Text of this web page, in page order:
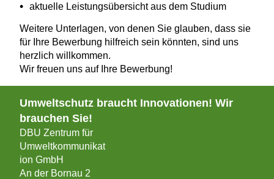
aktuelle Leistungsübersicht aus dem Studium
Weitere Unterlagen, von denen Sie glauben, dass sie
für Ihre Bewerbung hilfreich sein könnten, sind uns
herzlich willkommen.
Wir freuen uns auf Ihre Bewerbung!
Umweltschutz braucht Innovationen! Wir
brauchen Sie!
DBU Zentrum für
Umweltkommunikat
ion GmbH
An der Bornau 2